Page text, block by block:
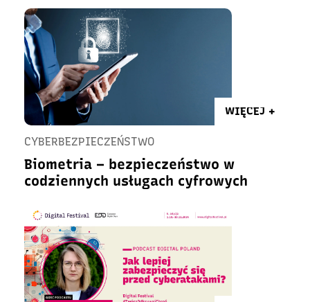
WIĘCEJ +
CYBERBEZPIECZEŃSTWO
Biometria – bezpieczeństwo w
codziennych usługach cyfrowych